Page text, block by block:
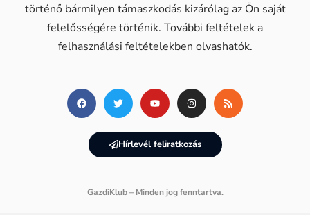
történő bármilyen támaszkodás kizárólag az Ön saját
felelősségére történik. További feltételek a
felhasználási feltételekben olvashatók.
Hírlevél feliratkozás
GazdiKlub – Minden jog fenntartva.